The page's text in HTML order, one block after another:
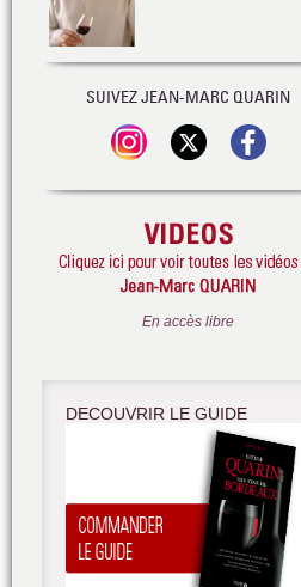
SUIVEZ JEAN-MARC QUARIN
En accès libre
DECOUVRIR LE GUIDE